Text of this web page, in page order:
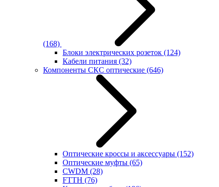
(168)
Блоки электрических розеток (124)
Кабели питания (32)
Компоненты СКС оптические (646)
Оптические кроссы и аксессуары (152)
Оптические муфты (65)
CWDM (28)
FTTH (76)